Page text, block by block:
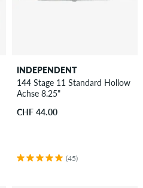
INDEPENDENT
144 Stage 11 Standard Hollow
Achse 8.25"
CHF 44.00
(45)